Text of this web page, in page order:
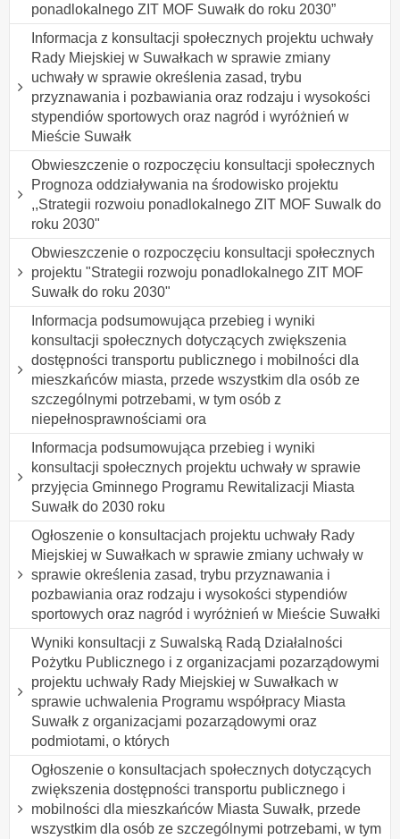
ponadlokalnego ZIT MOF Suwałk do roku 2030”
Informacja z konsultacji społecznych projektu uchwały
Rady Miejskiej w Suwałkach w sprawie zmiany
uchwały w sprawie określenia zasad, trybu
przyznawania i pozbawiania oraz rodzaju i wysokości
stypendiów sportowych oraz nagród i wyróżnień w
Mieście Suwałk
Obwieszczenie o rozpoczęciu konsultacji społecznych
Prognoza oddziaływania na środowisko projektu
,,Strategii rozwoiu ponadlokalnego ZIT MOF Suwalk do
roku 2030"
Obwieszczenie o rozpoczęciu konsultacji społecznych
projektu "Strategii rozwoju ponadlokalnego ZIT MOF
Suwałk do roku 2030"
Informacja podsumowująca przebieg i wyniki
konsultacji społecznych dotyczących zwiększenia
dostępności transportu publicznego i mobilności dla
mieszkańców miasta, przede wszystkim dla osób ze
szczególnymi potrzebami, w tym osób z
niepełnosprawnościami ora
Informacja podsumowująca przebieg i wyniki
konsultacji społecznych projektu uchwały w sprawie
przyjęcia Gminnego Programu Rewitalizacji Miasta
Suwałk do 2030 roku
Ogłoszenie o konsultacjach projektu uchwały Rady
Miejskiej w Suwałkach w sprawie zmiany uchwały w
sprawie określenia zasad, trybu przyznawania i
pozbawiania oraz rodzaju i wysokości stypendiów
sportowych oraz nagród i wyróżnień w Mieście Suwałki
Wyniki konsultacji z Suwalską Radą Działalności
Pożytku Publicznego i z organizacjami pozarządowymi
projektu uchwały Rady Miejskiej w Suwałkach w
sprawie uchwalenia Programu współpracy Miasta
Suwałk z organizacjami pozarządowymi oraz
podmiotami, o których
Ogłoszenie o konsultacjach społecznych dotyczących
zwiększenia dostępności transportu publicznego i
mobilności dla mieszkańców Miasta Suwałk, przede
wszystkim dla osób ze szczególnymi potrzebami, w tym